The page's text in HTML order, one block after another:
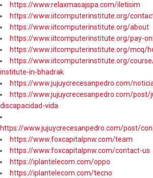
https://www.relaxmasajspa.com/iletisim
https://www.iitcomputerinstitute.org/
https://www.iitcomputerinstitute.org/about
https://www.iitcomputerinstitute.org/pay-
https://www.iitcomputerinstitute.org/mcq/
https://www.iitcomputerinstitute.org/
institute-in-bhadrak
https://www.jujuycrecesanpedro.com/
https://www.jujuycrecesanpedro.com/post/
discapacidad-vida
https://www.jujuycrecesanpedro.com/post/
https://www.foxcapitalpnw.com/team
https://www.foxcapitalpnw.com/contact-us
https://iplantelecom.com/oppo
https://iplantelecom.com/tecno